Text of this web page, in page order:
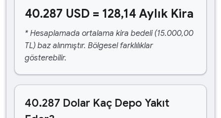
40.287 USD = 128,14 Aylık Kira
* Hesaplamada ortalama kira bedeli (15.000,00
TL) baz alınmıştır. Bölgesel farklılıklar
gösterebilir.
40.287 Dolar Kaç Depo Yakıt